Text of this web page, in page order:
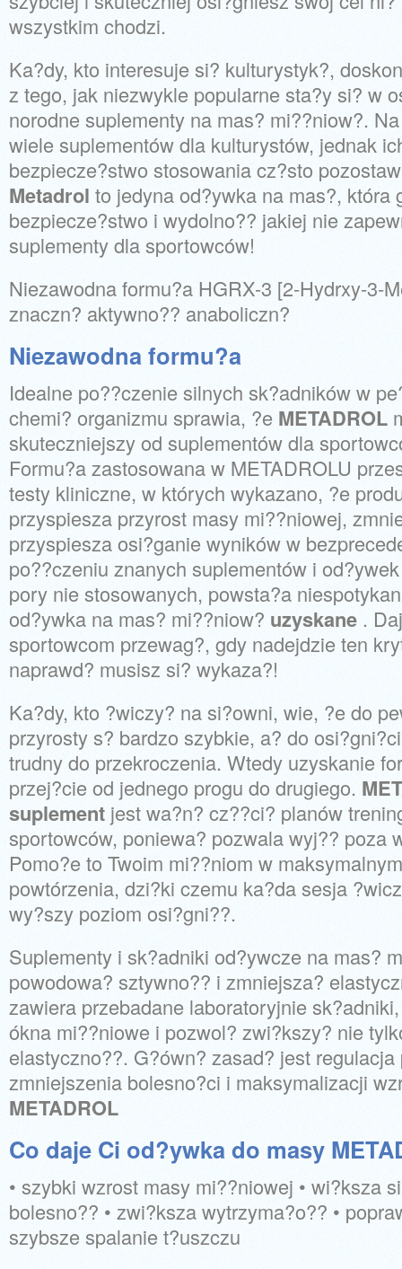
wszystkim chodzi.
Ka?dy, kto interesuje si? kulturystyk?,
z tego, jak niezwykle popularne sta?y si? w
norodne suplementy na mas? mi??niow?.
wiele suplementów dla kulturystów, jednak
bezpiecze?stwo stosowania cz?sto
Metadrol to jedyna od?ywka na mas?, która
bezpiecze?stwo i wydolno?? jakiej nie
suplementy dla sportowców!
Niezawodna formu?a HGRX-3 [2-Hydrxy-3-
znaczn? aktywno?? anaboliczn?
Niezawodna formu?a
Idealne po??czenie silnych sk?adników w
chemi? organizmu sprawia, ?e METADROL
skuteczniejszy od suplementów dla
Formu?a zastosowana w METADROLU
testy kliniczne, w których wykazano, ?e
przyspiesza przyrost masy mi??niowej,
przyspiesza osi?ganie wyników w
po??czeniu znanych suplementów i
pory nie stosowanych, powsta?a
od?ywka na mas? mi??niow? uzyskane .
sportowcom przewag?, gdy nadejdzie ten
naprawd? musisz si? wykaza?!
Ka?dy, kto ?wiczy? na si?owni, wie, ?e do
przyrosty s? bardzo szybkie, a? do
trudny do przekroczenia. Wtedy uzyskanie
przej?cie od jednego progu do drugiego.
suplement jest wa?n? cz??ci? planów
sportowców, poniewa? pozwala wyj?? poza
Pomo?e to Twoim mi??niom w
powtórzenia, dzi?ki czemu ka?da sesja
wy?szy poziom osi?gni??.
Suplementy i sk?adniki od?ywcze na mas?
powodowa? sztywno?? i zmniejsza?
zawiera przebadane laboratoryjnie
ókna mi??niowe i pozwol? zwi?kszy? nie
elastyczno??. G?ówn? zasad? jest
zmniejszenia bolesno?ci i maksymalizacji
METADROL
Co daje Ci od?ywka do masy
• szybki wzrost masy mi??niowej • wi?ksza
bolesno?? • zwi?ksza wytrzyma?o?? •
szybsze spalanie t?uszczu